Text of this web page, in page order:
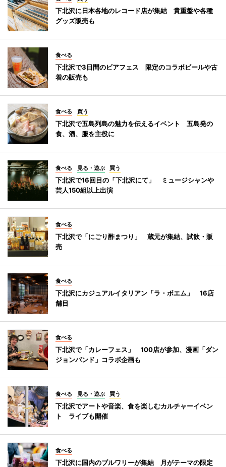
下北沢に日本各地のレコード店が集結 貴重盤や各種
グッズ販売も
食べる
下北沢で3日間のビアフェス 限定のコラボビールや古
着の販売も
食べる 買う
下北沢で五島列島の魅力を伝えるイベント 五島発の
食、酒、服を主役に
食べる 見る・遊ぶ 買う
下北沢で16回目の「下北沢にて」 ミュージシャンや
芸人150組以上出演
食べる
下北沢で「にごり酢まつり」 蔵元が集結、試飲・販
売
食べる
下北沢にカジュアルイタリアン「ラ・ボエム」 16店
舗目
食べる
下北沢で「カレーフェス」 100店が参加、漫画「ダン
ジョンバンド」コラボ企画も
食べる 見る・遊ぶ 買う
下北沢でアートや音楽、食を楽しむカルチャーイベン
ト ライブも開催
食べる
下北沢に国内のブルワリーが集結 月がテーマの限定